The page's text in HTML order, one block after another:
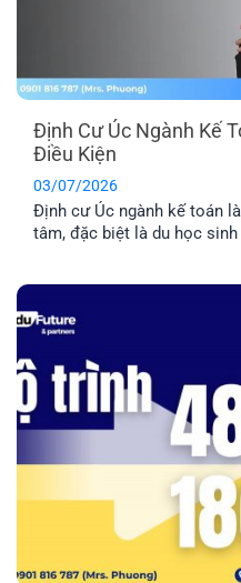
Định Cư Úc Ngành Kế
Điều Kiện
03/07/2026
Định cư Úc ngành kế toán
tâm, đặc biệt là du học